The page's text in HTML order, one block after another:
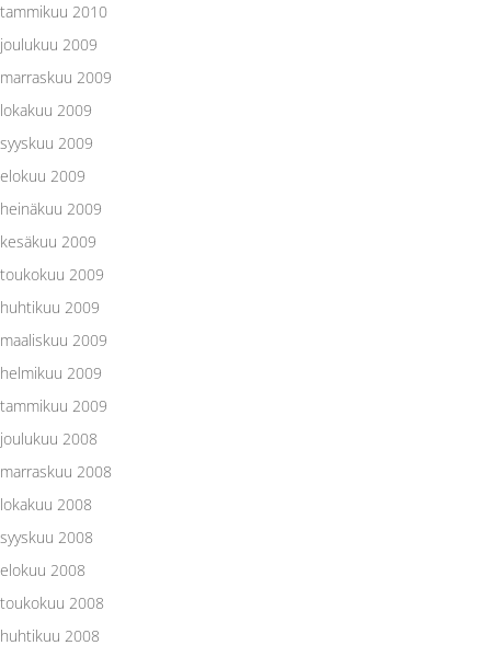
tammikuu 2010
joulukuu 2009
marraskuu 2009
lokakuu 2009
syyskuu 2009
elokuu 2009
heinäkuu 2009
kesäkuu 2009
toukokuu 2009
huhtikuu 2009
maaliskuu 2009
helmikuu 2009
tammikuu 2009
joulukuu 2008
marraskuu 2008
lokakuu 2008
syyskuu 2008
elokuu 2008
toukokuu 2008
huhtikuu 2008